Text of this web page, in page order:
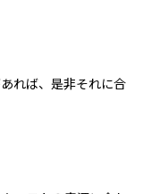
れば、是非それに合